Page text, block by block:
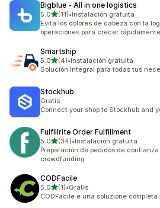
Bigblue ‑ All in one logistics
5.0de 5 estrellas
(11)
11 reseñas en total
•Instalación gratuita
Evita los dolores de cabeza con la
operaciones para crecer rápidamente
Smartship
5.0de 5 estrellas
(4)
4 reseñas en total
•Instalación gratuita
Solución integral para todas tus
Stockhub
Gratis
Connect your shop to Stockhub and
Fulfillrite Order Fulfillment
5.0de 5 estrellas
(34)
34 reseñas en total
•Instalación gratuita
Preparación de pedidos de
crowdfunding
CODFacile
5.0de 5 estrellas
(1)
1 reseñas en total
•Gratis
CODFacile è una soluzione